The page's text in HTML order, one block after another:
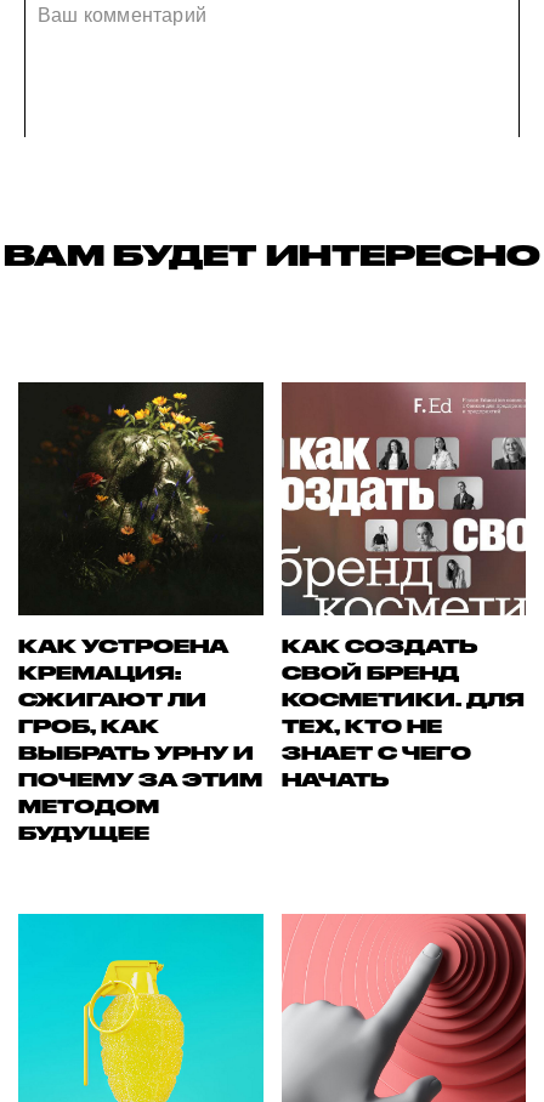
ВАМ БУДЕТ ИНТЕРЕСНО
КАК УСТРОЕНА
КРЕМАЦИЯ:
СЖИГАЮТ ЛИ
ГРОБ, КАК
ВЫБРАТЬ УРНУ И
ПОЧЕМУ ЗА ЭТИМ
МЕТОДОМ
БУДУЩЕЕ
КАК СОЗДАТЬ
СВОЙ БРЕНД
КОСМЕТИКИ. ДЛЯ
ТЕХ, КТО НЕ
ЗНАЕТ С ЧЕГО
НАЧАТЬ